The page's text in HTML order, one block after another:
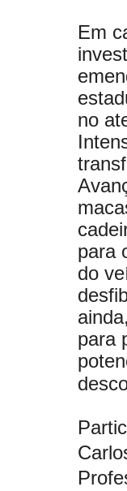
Em
no
para
do
para